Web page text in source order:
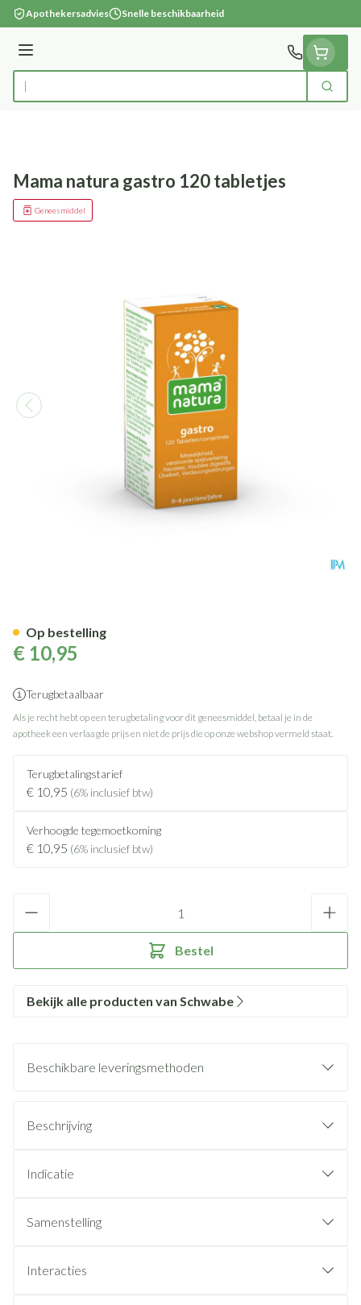
Ga naar de inhoud
Apothekersadvies Snelle beschikbaarheid
Menu
Product, merk, categorie... Zoek
Mama natura gastro 120 tabletjes
Geneesmiddel
€ 10,95
Terugbetaalbaar
Als je recht hebt op een terugbetaling voor dit geneesmiddel, betaal je in de
apotheek een verlaagde prijs en niet de prijs die op onze webshop vermeld staat.
Terugbetalingstarief
€ 10,95 (6% inclusief btw)
Verhoogde tegemoetkoming
€ 10,95 (6% inclusief btw)
Bestel
Op bestelling
Bekijk alle producten van Schwabe
Beschikbare leveringsmethoden
Beschrijving
Indicatie
Samenstelling
Interacties